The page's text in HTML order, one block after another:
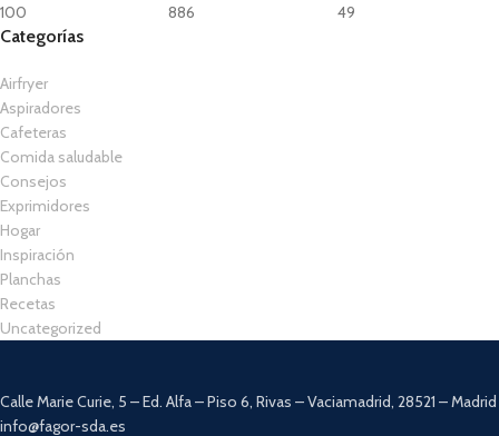
100 886 49
Categorías
Airfryer
Aspiradores
Cafeteras
Comida saludable
Consejos
Exprimidores
Hogar
Inspiración
Planchas
Recetas
Uncategorized
Calle Marie Curie, 5 – Ed. Alfa – Piso 6, Rivas – Vaciamadrid, 28521 – Madrid
info@fagor-sda.es